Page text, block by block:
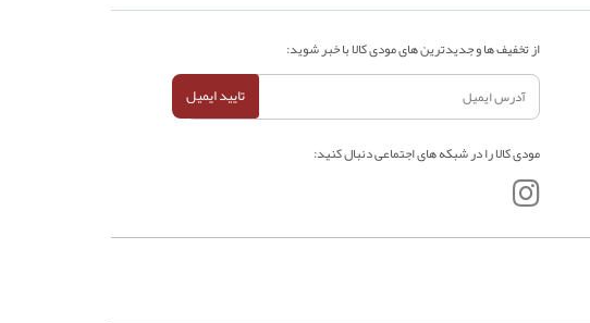
از تخفیف ها و جدیدترین های مودی کالا با خبر شوید:
تایید ایمیل
مودی کالا را در شبکه های اجتماعی دنبال کنید: